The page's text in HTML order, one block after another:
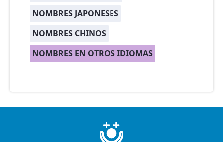
NOMBRES JAPONESES
NOMBRES CHINOS
NOMBRES EN OTROS IDIOMAS